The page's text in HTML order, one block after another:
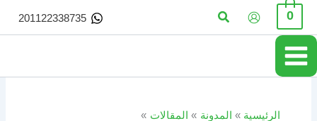
تخطي
المحتوى
0 البحث 201122338735
الرئيسية المدونة
المقالات